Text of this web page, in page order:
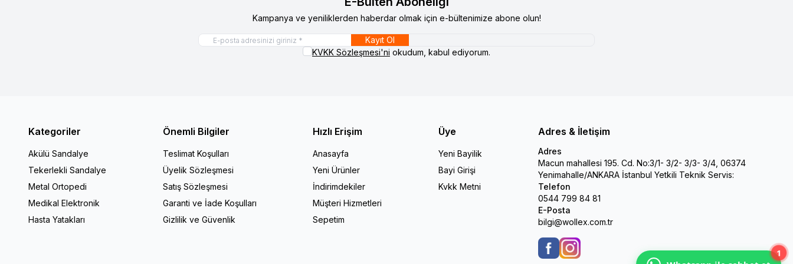
1
Kampanya ve yeniliklerden haberdar olmak için e-bültenimize abone olun!
Kayıt Ol
KVKK Sözleşmesi'ni okudum, kabul ediyorum.
Kategoriler
Akülü Sandalye
Tekerlekli Sandalye
Metal Ortopedi
Medikal Elektronik
Hasta Yatakları
Önemli Bilgiler
Teslimat Koşulları
Üyelik Sözleşmesi
Satış Sözleşmesi
Garanti ve İade Koşulları
Gizlilik ve Güvenlik
Hızlı Erişim
Anasayfa
Yeni Ürünler
İndirimdekiler
Müşteri Hizmetleri
Sepetim
Üye
Yeni Bayilik
Bayi Girişi
Kvkk Metni
Adres & İletişim
Adres
Macun mahallesi 195. Cd. No:3/1- 3/2- 3/3- 3/4, 06374
Yenimahalle/ANKARA İstanbul Yetkili Teknik Servis:
Telefon
0544 799 84 81
E-Posta
bilgi@wollex.com.tr
FacebookInstagram